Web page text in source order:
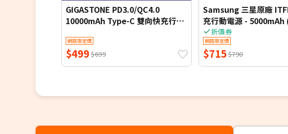
GIGASTONE PD3.0/QC4.0
10000mAh Type-C 雙向快充行動
網路限定價
$499 $699
Samsung 三星原廠
充行動電源 - 5000mAh
折價券
網路限定價
$715$790